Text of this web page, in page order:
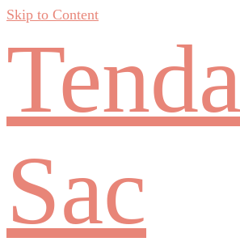
Skip to Content
Sac